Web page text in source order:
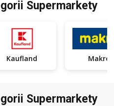
Supermarkety
Kaufland Makro
Supermarkety